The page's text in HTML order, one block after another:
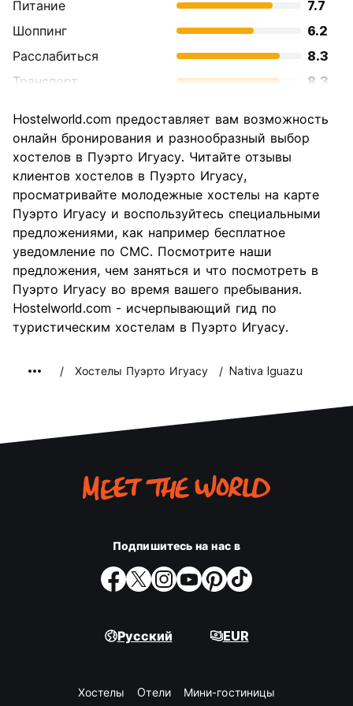
Питание
7.7
Шоппинг
6.2
Расслабиться
8.3
Транспорт
8.3
достопримечательностей
8.8
Культура
Ночная жизнь
Соотношение цены и
качества
7.6
Hostelworld.com предоставляет вам возможность
онлайн бронирования и разнообразный выбор
хостелов в Пуэрто Игуасу. Читайте отзывы
клиентов хостелов в Пуэрто Игуасу,
просматривайте молодежные хостелы на карте
Пуэрто Игуасу и воспользуйтесь специальными
предложениями, как например бесплатное
уведомление по СМС. Посмотрите наши
предложения, чем заняться и что посмотреть в
Пуэрто Игуасу во время вашего пребывания.
Hostelworld.com - исчерпывающий гид по
туристическим хостелам в Пуэрто Игуасу.
Хостелы Пуэрто Игуасу Nativa Iguazu
Подпишитесь на нас в
Русский EUR
Хостелы Oтели Мини-гостиницы